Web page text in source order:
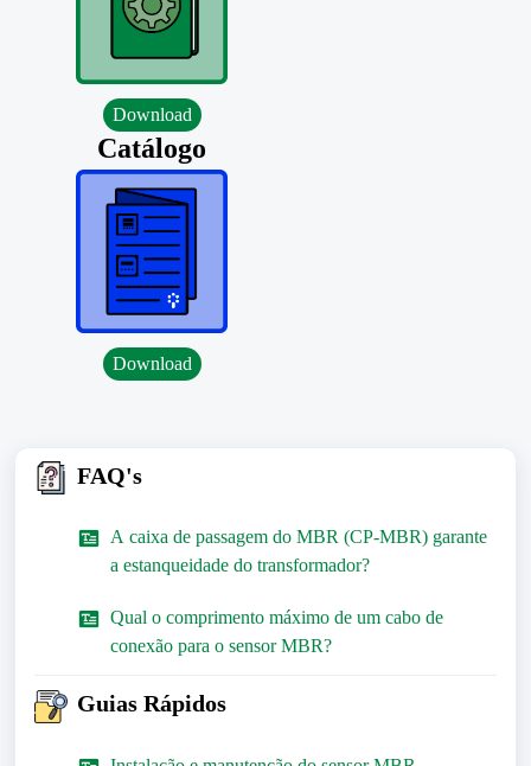
Download
Catálogo
Download
FAQ's
A caixa de passagem do MBR (CP-MBR) garante
a estanqueidade do transformador?
Qual o comprimento máximo de um cabo de
conexão para o sensor MBR?
Guias Rápidos